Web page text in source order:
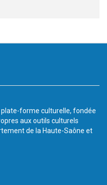
plate-forme culturelle, fondée
aux outils culturels
de la Haute-Saône et